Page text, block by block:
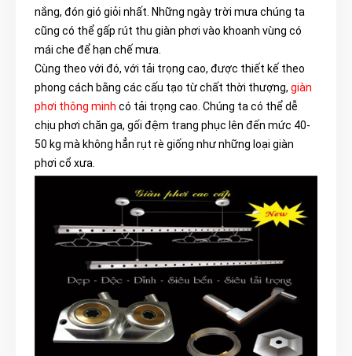
nắng, đón gió giỏi nhất. Những ngày trời mưa chúng ta
cũng có thể gấp rút thu giàn phơi vào khoanh vùng có
mái che để hạn chế mưa.
Cùng theo với đó, với tải trọng cao, được thiết kế theo
phong cách bằng các cấu tạo từ chất thời thượng, giàn
phơi thông minh có tải trọng cao. Chúng ta có thể dễ
chịu phơi chăn ga, gối đệm trang phục lên đến mức 40-
50 kg mà không hẳn rụt rè giống như những loại giàn
phơi cổ xưa.